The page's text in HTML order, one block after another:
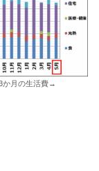
月の生活費→